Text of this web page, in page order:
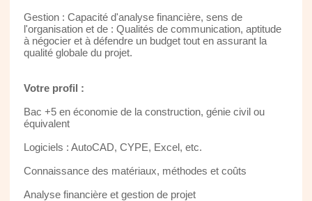
Gestion : Capacité d'analyse financière, sens de
l'organisation et de : Qualités de communication, aptitude
à négocier et à défendre un budget tout en assurant la
qualité globale du projet.
Votre profil :
Bac +5 en économie de la construction, génie civil ou
équivalent
Logiciels : AutoCAD, CYPE, Excel, etc.
Connaissance des matériaux, méthodes et coûts
Analyse financière et gestion de projet